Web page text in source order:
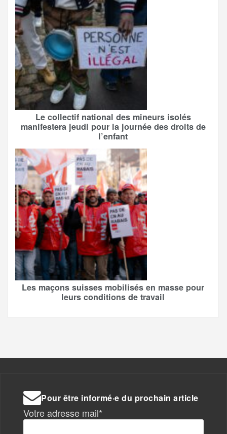
Le collectif national des mineurs isolés
manifestera jeudi pour la journée des droits de
l’enfant
Les maçons suisses mobilisés en masse pour
leurs conditions de travail
Pour être informé·e du prochain article
Votre adresse mail*